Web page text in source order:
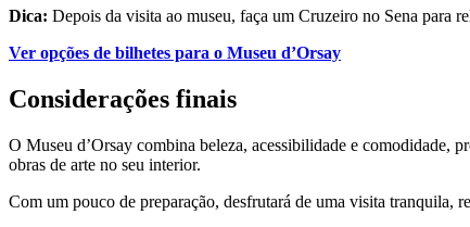
Dica: Depois da visita ao museu, faça um Cruzeiro no Sena para
Ver opções de bilhetes para o Museu d’Orsay
Considerações finais
O Museu d’Orsay combina beleza, acessibilidade e comodidade,
obras de arte no seu interior.
Com um pouco de preparação, desfrutará de uma visita tranquila,